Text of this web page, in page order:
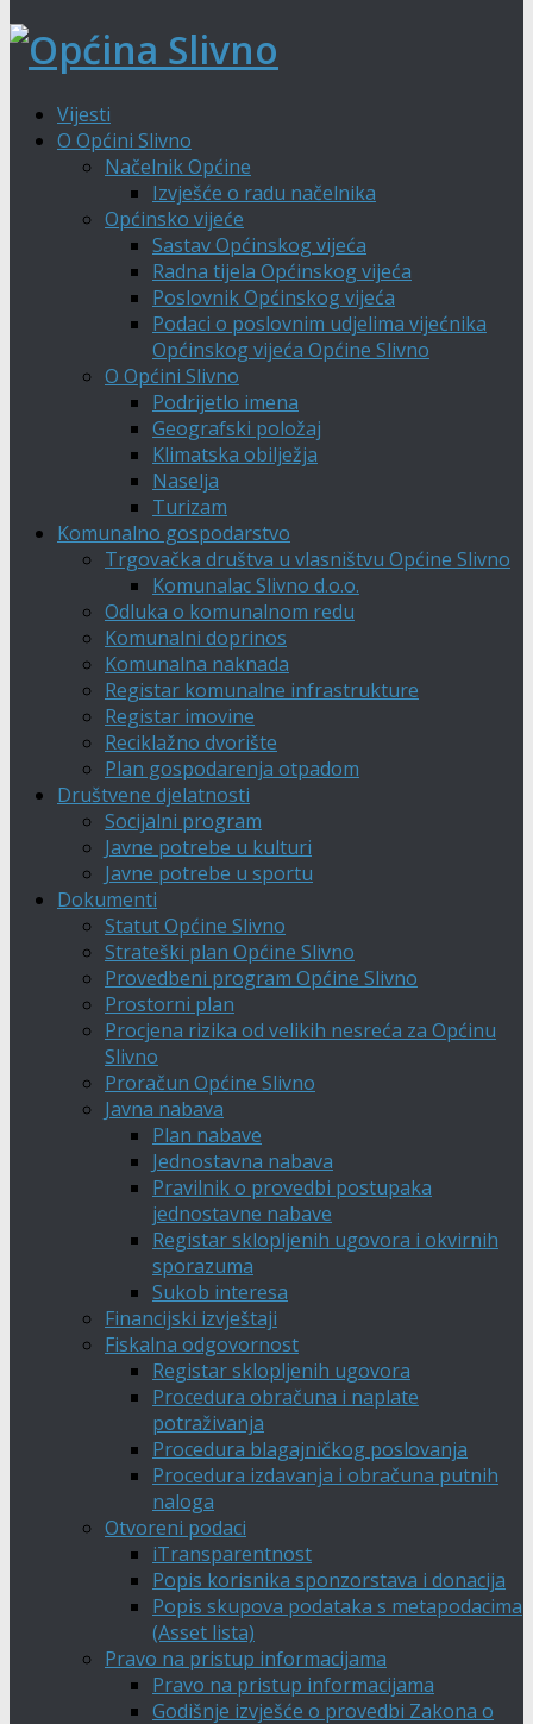
Vijesti
O Općini Slivno
Načelnik Općine
Izvješće o radu načelnika
Općinsko vijeće
Sastav Općinskog vijeća
Radna tijela Općinskog vijeća
Poslovnik Općinskog vijeća
Podaci o poslovnim udjelima vijećnika
Općinskog vijeća Općine Slivno
O Općini Slivno
Podrijetlo imena
Geografski položaj
Klimatska obilježja
Naselja
Turizam
Komunalno gospodarstvo
Trgovačka društva u vlasništvu Općine Slivno
Komunalac Slivno d.o.o.
Odluka o komunalnom redu
Komunalni doprinos
Komunalna naknada
Registar komunalne infrastrukture
Registar imovine
Reciklažno dvorište
Plan gospodarenja otpadom
Društvene djelatnosti
Socijalni program
Javne potrebe u kulturi
Javne potrebe u sportu
Dokumenti
Statut Općine Slivno
Strateški plan Općine Slivno
Provedbeni program Općine Slivno
Prostorni plan
Procjena rizika od velikih nesreća za Općinu
Slivno
Proračun Općine Slivno
Javna nabava
Plan nabave
Jednostavna nabava
Pravilnik o provedbi postupaka
jednostavne nabave
Registar sklopljenih ugovora i okvirnih
sporazuma
Sukob interesa
Financijski izvještaji
Fiskalna odgovornost
Registar sklopljenih ugovora
Procedura obračuna i naplate
potraživanja
Procedura blagajničkog poslovanja
Procedura izdavanja i obračuna putnih
naloga
Otvoreni podaci
iTransparentnost
Popis korisnika sponzorstava i donacija
Popis skupova podataka s metapodacima
(Asset lista)
Pravo na pristup informacijama
Pravo na pristup informacijama
Godišnje izvješće o provedbi Zakona o